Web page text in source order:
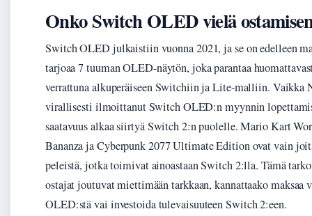
Onko Switch OLED vielä
Switch OLED julkaistiin vuonna 2021, ja se on edelleen
tarjoaa 7 tuuman OLED-näytön, joka parantaa
verrattuna alkuperäiseen Switchiin ja Lite-malliin. Vaikka
virallisesti ilmoittanut Switch OLED:n myynnin
saatavuus alkaa siirtyä Switch 2:n puolelle. Mario Kart
Bananza ja Cyberpunk 2077 Ultimate Edition ovat vain
peleistä, jotka toimivat ainoastaan Switch 2:lla. Tämä
ostajat joutuvat miettimään tarkkaan, kannattaako maksaa
OLED:stä vai investoida tulevaisuuteen Switch 2:een.